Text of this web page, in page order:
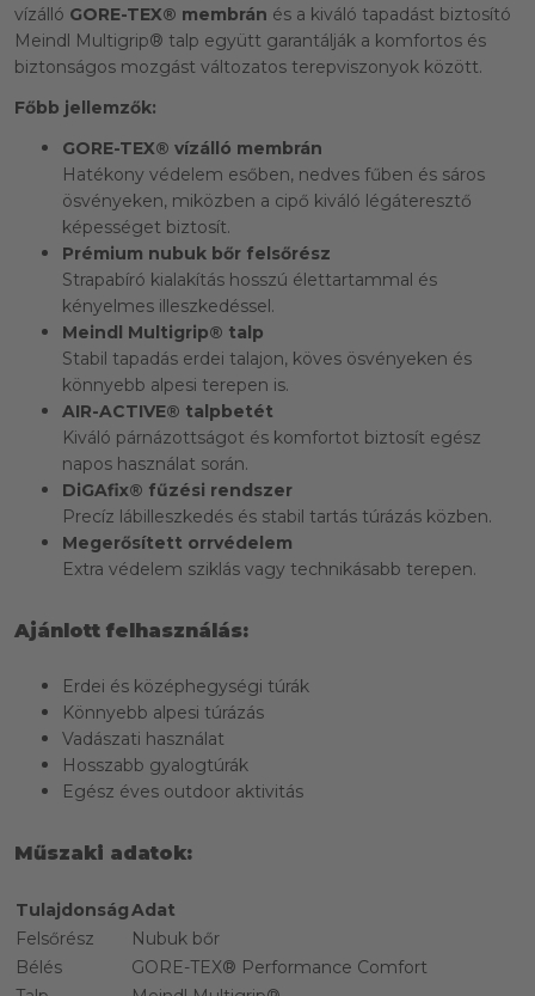
vízálló GORE-TEX® membrán és a kiváló tapadást biztosító
Meindl Multigrip® talp együtt garantálják a komfortos és
biztonságos mozgást változatos terepviszonyok között.
Főbb jellemzők:
GORE-TEX® vízálló membrán
Hatékony védelem esőben, nedves fűben és sáros
ösvényeken, miközben a cipő kiváló légáteresztő
képességet biztosít.
Prémium nubuk bőr felsőrész
Strapabíró kialakítás hosszú élettartammal és
kényelmes illeszkedéssel.
Meindl Multigrip® talp
Stabil tapadás erdei talajon, köves ösvényeken és
könnyebb alpesi terepen is.
AIR-ACTIVE® talpbetét
Kiváló párnázottságot és komfortot biztosít egész
napos használat során.
DiGAfix® fűzési rendszer
Precíz lábilleszkedés és stabil tartás túrázás közben.
Megerősített orrvédelem
Extra védelem sziklás vagy technikásabb terepen.
Ajánlott felhasználás:
Erdei és középhegységi túrák
Könnyebb alpesi túrázás
Vadászati használat
Hosszabb gyalogtúrák
Egész éves outdoor aktivitás
Műszaki adatok:
TulajdonságAdat
Felsőrész
Nubuk bőr
Bélés
GORE-TEX® Performance Comfort